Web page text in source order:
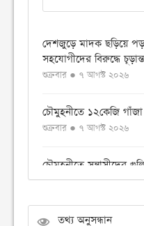
দেশজুড়ে মাদক ছড়িয়ে
সহযোগীদের বিরুদ্ধে
শুক্রবার ● ৭ আগস্ট ২০২৬
চৌমুহনীতে ১২কেজি
শুক্রবার ● ৭ আগস্ট ২০২৬
চৌমুহনীতে সন্ত্রাসীদের
ইয়াছিন গুলিবিদ্ধ